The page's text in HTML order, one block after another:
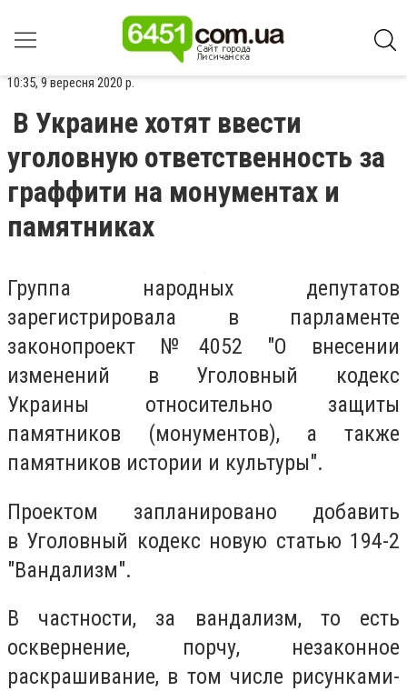
10:35, 9 вересня 2020 р.
В Украине хотят ввести
уголовную ответственность за
граффити на монументах и
памятниках
Группа народных депутатов
зарегистрировала в парламенте
законопроект №4052 "О внесении
изменений в Уголовный кодекс
Украины относительно защиты
памятников (монументов), а также
памятников истории и культуры".
Проектом запланировано добавить
в Уголовный кодекс новую статью 194-2
"Вандализм".
В частности, за вандализм, то есть
осквернение, порчу, незаконное
раскрашивание, в том числе рисунками-